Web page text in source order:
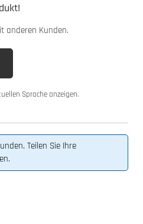
0 von 5 Sternen
anderen Kunden.
Sprache anzeigen.
Teilen Sie Ihre